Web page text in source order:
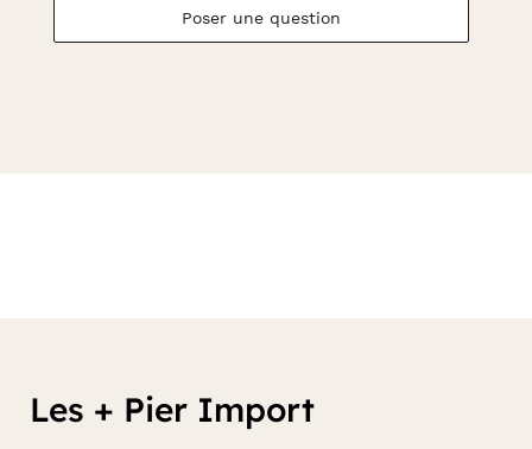
Poser une question
Les + Pier Import